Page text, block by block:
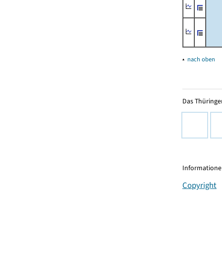
▴ nach oben
Das
Copyright